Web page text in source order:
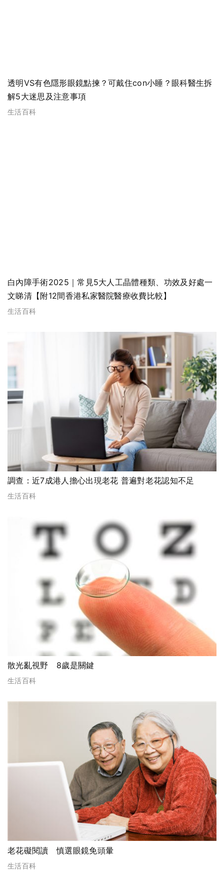
透明VS有色隱形眼鏡點揀？可戴住con小睡？眼科醫生拆
解5大迷思及注意事項
生活百科
白內障手術2025｜常見5大人工晶體種類、功效及好處一
文睇清【附12間香港私家醫院醫療收費比較】
生活百科
調查：近7成港人擔心出現老花 普遍對老花認知不足
生活百科
散光亂視野 8歲是關鍵
生活百科
老花礙閱讀 慎選眼鏡免頭暈
生活百科